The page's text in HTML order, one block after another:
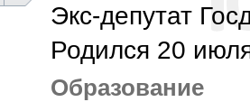
Экс-депутат
Родился 20
Образование